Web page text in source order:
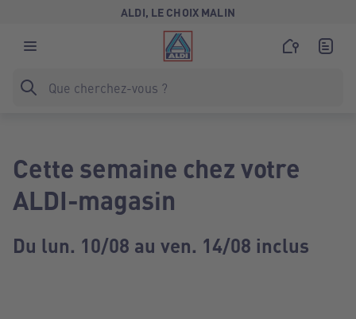
ALDI, LE CHOIX MALIN
Cette semaine chez votre
ALDI-magasin
Du lun. 10/08 au ven. 14/08 inclus